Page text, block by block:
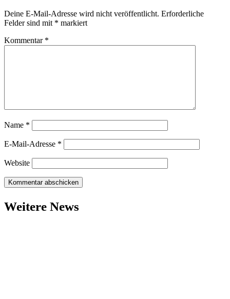
Deine E-Mail-Adresse wird nicht veröffentlicht. Erforderliche
Felder sind mit * markiert
Kommentar *
Name *
E-Mail-Adresse *
Website
Weitere News